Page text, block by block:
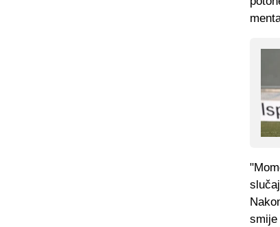
smije